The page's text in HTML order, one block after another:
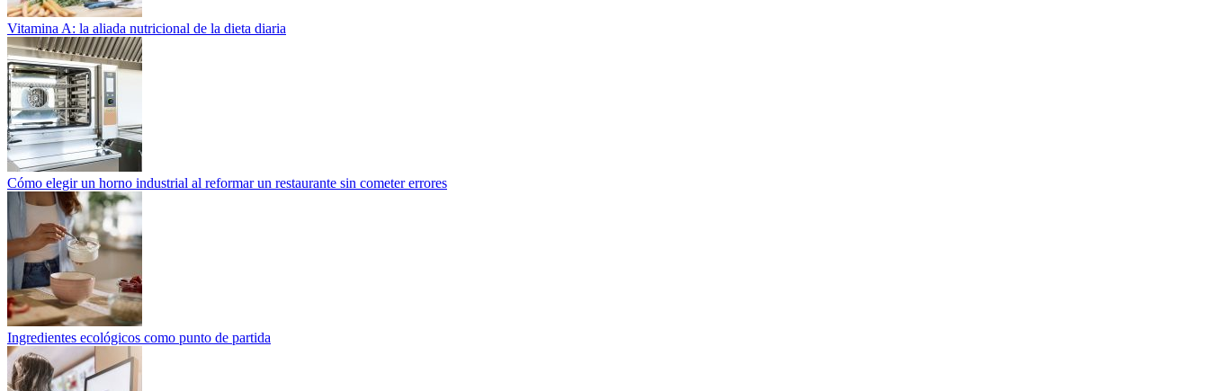
Vitamina A: la aliada nutricional de la dieta diaria
Cómo elegir un horno industrial al reformar un restaurante sin cometer errores
Ingredientes ecológicos como punto de partida